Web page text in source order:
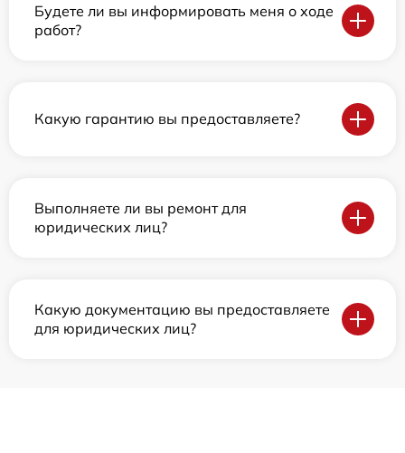
Будете ли вы информировать меня о ходе
работ?
Какую гарантию вы предоставляете?
Выполняете ли вы ремонт для
юридических лиц?
Какую документацию вы предоставляете
для юридических лиц?